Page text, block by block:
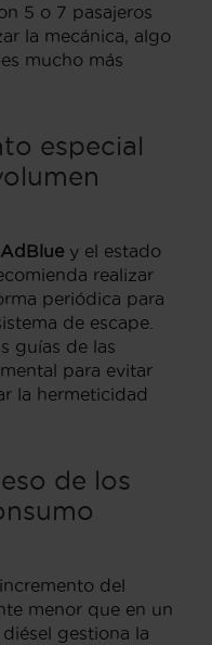
5 o 7 pasajeros
la mecánica, algo
mucho más
especial
AdBlue y el estado
realizar
periódica para
de escape.
guías de las
para evitar
la hermeticidad
de los
del
menor que en un
gestiona la